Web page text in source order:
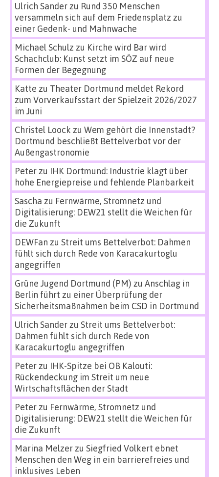
Ulrich Sanderzu Rund 350 Menschen
versammeln sich auf dem Friedensplatz zu
einer Gedenk- und Mahnwache
Michael Schulz zu Kirche wird Bar wird
Schachclub: Kunst setzt im SÖZ auf neue
Formen der Begegnung
Katte zu Theater Dortmund meldet Rekord
zum Vorverkaufsstart der Spielzeit 2026/2027
im Juni
Christel Loock zu Wem gehört die Innenstadt?
Dortmund beschließt Bettelverbot vor der
Außengastronomie
Peterzu IHK Dortmund: Industrie klagt über
hohe Energiepreise und fehlende Planbarkeit
Sascha zu Fernwärme, Stromnetz und
Digitalisierung: DEW21 stellt die Weichen für
die Zukunft
DEWFan zu Streit ums Bettelverbot: Dahmen
fühlt sich durch Rede von Karacakurtoglu
angegriffen
Grüne Jugend Dortmund (PM) zu Anschlag in
Berlin führt zu einer Überprüfung der
Sicherheitsmaßnahmen beim CSD in Dortmund
Ulrich Sanderzu Streit ums Bettelverbot:
Dahmen fühlt sich durch Rede von
Karacakurtoglu angegriffen
Peterzu IHK-Spitze bei OB Kalouti:
Rückendeckung im Streit um neue
Wirtschaftsflächen der Stadt
Peterzu Fernwärme, Stromnetz und
Digitalisierung: DEW21 stellt die Weichen für
die Zukunft
Marina Melzerzu Siegfried Volkert ebnet
Menschen den Weg in ein barrierefreies und
inklusives Leben